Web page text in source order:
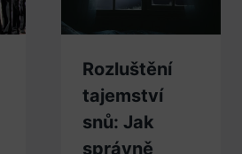
Rozluštění
tajemství
snů: Jak
správně